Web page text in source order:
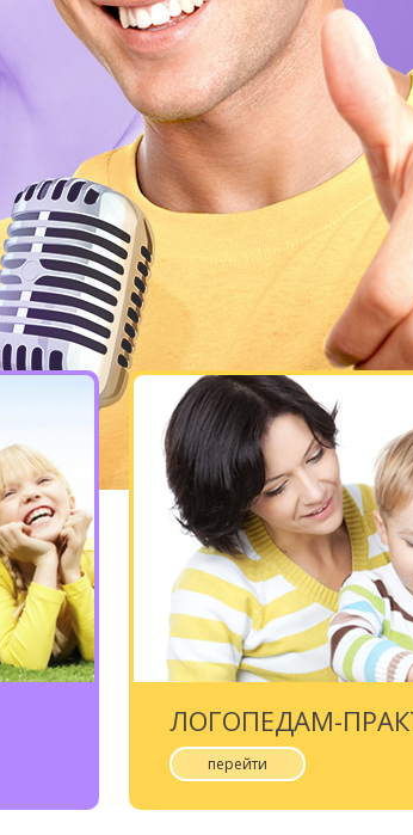
ЛОГОПЕДАМ-
перейти